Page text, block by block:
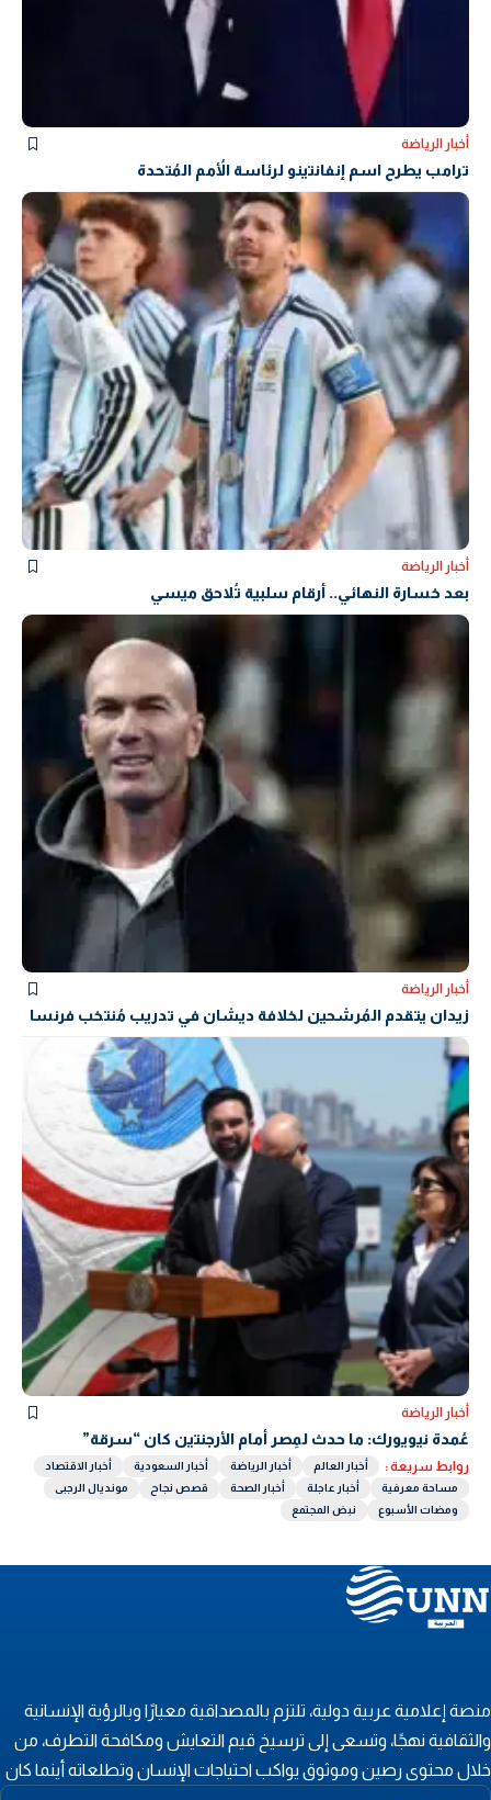
أخبار الرياضة
ترامب يطرح اسم إنفانتينو لرئاسة الأُمم المُتحدة
أخبار الرياضة
بعد خسارة النهائي.. أرقام سلبية تُلاحق ميسي
أخبار الرياضة
زيدان يتقدم المُرشحين لخلافة ديشان في تدريب مُنتخب فرنسا
أخبار الرياضة
عُمدة نيويورك: ما حدث لمِصر أمام الأرجنتين كان “سرقة”
روابط سريعة : أخبار العالم أخبار الرياضة أخبار السعودية
أخبار الاقتصاد
مساحة معرفية
أخبار عاجلة أخبار الصحة قصص نجاح
مونديال الرجبى
ومضات الأسبوع
نبض المجتمع
إعلامية عربية دولية، تلتزم بالمصداقية معيارًا وبالرؤية الإنسانية
نهجًا، وتسعى إلى ترسيخ قيم التعايش ومكافحة التطرف، من
محتوى رصين وموثوق يواكب احتياجات الإنسان وتطلعاته أينما كان